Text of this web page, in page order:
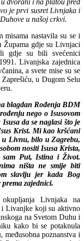
je prvi susret Livnjaka i
u našoj crkvi.
nastavila su se i
Župama gdje su Livnjaci
gdje su bili svećenici
Livanjska zajednica
a svete mise su se
u Dugom Selu
blagdan Rođenja BDM
nego o Isusovom
da se naglasi što je
Krist. Mi kao kršćani
Livnu, bilo u Zagrebu,
nositi Isusa Krista,
Put, Istina i Život.
ništa ne smije biti
slavlju jer kada Bog
zajednici.
Livnjaka na
Livanjke koji su aktivno
na Svetom Duhu i
kako bi se potaknula
međusobna poznanstva i